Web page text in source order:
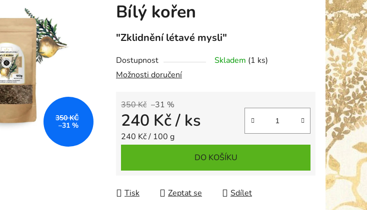
Bílý kořen
"Zklidnění létavé mysli"
Dostupnost Skladem (1 ks)
Možnosti doručení
350 Kč –31 %
240 Kč/ ks
Měrná cena:
240 Kč / 100 g
DO KOŠÍKU
Tisk Zeptat se Sdílet
350 KČ
–31 %